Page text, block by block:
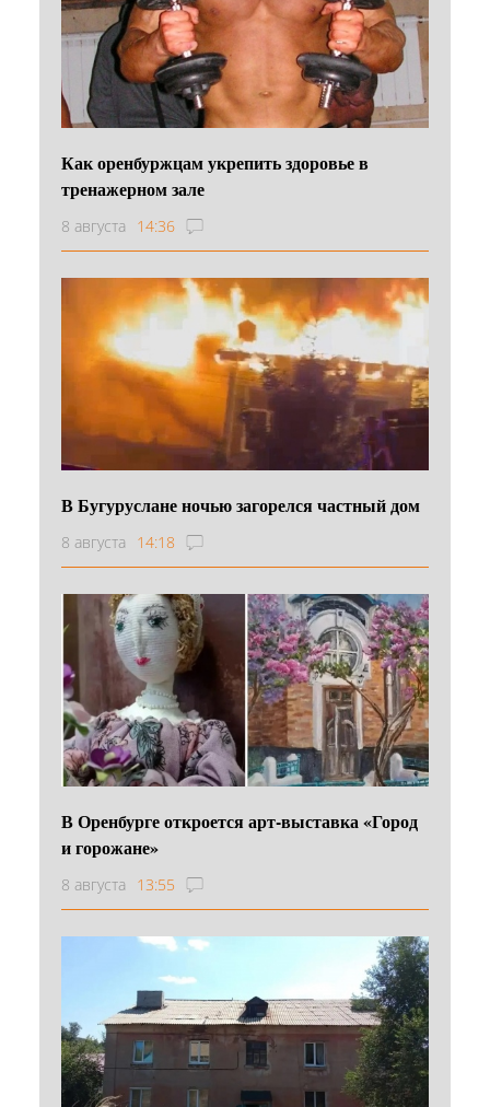
Как оренбуржцам укрепить здоровье в
тренажерном зале
8 августа 14:36
В Бугуруслане ночью загорелся частный дом
8 августа 14:18
В Оренбурге откроется арт-выставка «Город
и горожане»
8 августа 13:55